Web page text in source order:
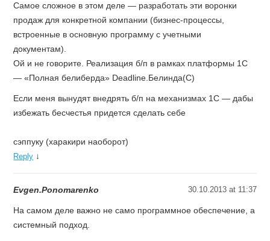
Самое сложное в этом деле — разработать эти воронки
продаж для конкретной компании (бизнес-процессы,
встроенные в основную программу с учетными
документам).
Ой и не говорите. Реализация б/п в рамках платформы 1С
— «Полная белиберда» Deadline.Белинда(С)
Если меня вынудят внедрять б/п на механизмах 1С — дабы
избежать бесчестья придется сделать себе
сэппуку (харакири наоборот)
Reply ↓
Evgen.Ponomarenko 30.10.2013 at 11:37
На самом деле важно не само программное обеспечение, а
системный подход.